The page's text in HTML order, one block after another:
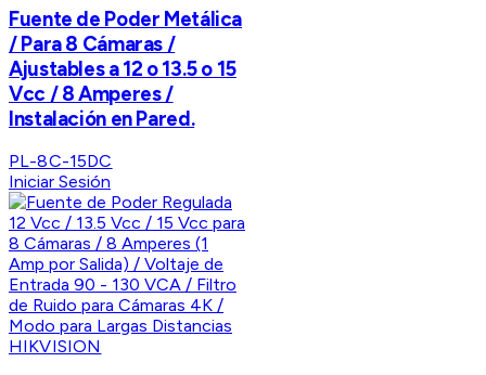
Fuente de Poder Metálica
/ Para 8 Cámaras /
Ajustables a 12 o 13.5 o 15
Vcc / 8 Amperes /
Instalación en Pared.
PL-8C-15DC
Iniciar Sesión
HIKVISION